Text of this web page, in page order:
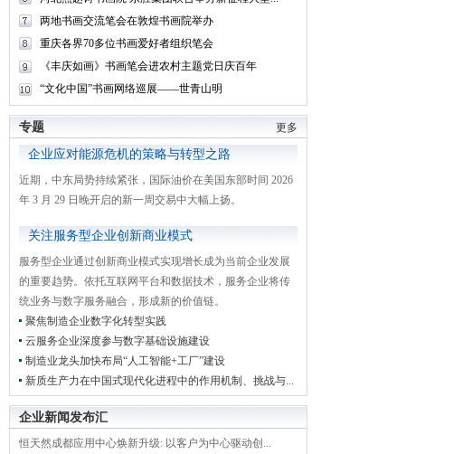
两地书画交流笔会在敦煌书画院举办
重庆各界70多位书画爱好者组织笔会
《丰庆如画》书画笔会进农村主题党日庆百年
“文化中国”书画网络巡展——世青山明
更多
专题
企业应对能源危机的策略与转型之路
近期，中东局势持续紧张，国际油价在美国东部时间 2026
年 3 月 29 日晚开启的新一周交易中大幅上扬。
关注服务型企业创新商业模式
服务型企业通过创新商业模式实现增长成为当前企业发展
的重要趋势。依托互联网平台和数据技术，服务企业将传
统业务与数字服务融合，形成新的价值链。
聚焦制造企业数字化转型实践
云服务企业深度参与数字基础设施建设
制造业龙头加快布局“人工智能+工厂”建设
新质生产力在中国式现代化进程中的作用机制、挑战与...
企业新闻发布汇
恒天然成都应用中心焕新升级: 以客户为中心驱动创...